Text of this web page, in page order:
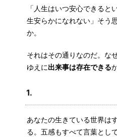
「人生はいつ安心できると
生安らかになれない」そう
か。
それはその通りなのだ。な
ゆえに出来事は存在できる
1.
あなたの生きている世界は
る。五感もすべて言葉とし